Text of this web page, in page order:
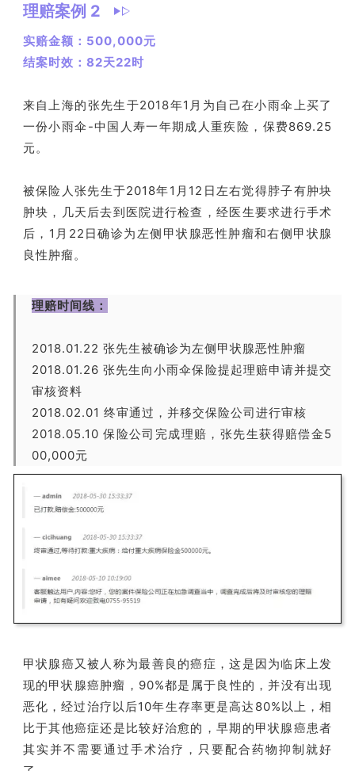
理赔案例 2
实赔金额：500,000元
结案时效：82天22时
来自上海的张先生于2018年1月为自己在小雨伞上买了
一份小雨伞-中国人寿一年期成人重疾险，保费869.25
元。
被保险人张先生于2018年1月12日左右觉得脖子有肿块
肿块，几天后去到医院进行检查，经医生要求进行手术
后，1月22日确诊为左侧甲状腺恶性肿瘤和右侧甲状腺
良性肿瘤。
理赔时间线：
2018.01.22 张先生被确诊为左侧甲状腺恶性肿瘤
2018.01.26 张先生向小雨伞保险提起理赔申请并提交
审核资料
2018.02.01 终审通过，并移交保险公司进行审核
2018.05.10 保险公司完成理赔，张先生获得赔偿金5
00,000元
甲状腺癌又被人称为最善良的癌症，这是因为临床上发
现的甲状腺癌肿瘤，90%都是属于良性的，并没有出现
恶化，经过治疗以后10年生存率更是高达80%以上，相
比于其他癌症还是比较好治愈的，早期的甲状腺癌患者
其实并不需要通过手术治疗，只要配合药物抑制就好